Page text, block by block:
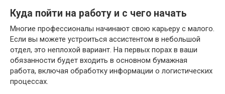
Куда пойти на работу и с чего начать
Многие профессионалы начинают свою карьеру с малого.
Если вы можете устроиться ассистентом в небольшой
отдел, это неплохой вариант. На первых порах в ваши
обязанности будет входить в основном бумажная
работа, включая обработку информации о логистических
процессах.